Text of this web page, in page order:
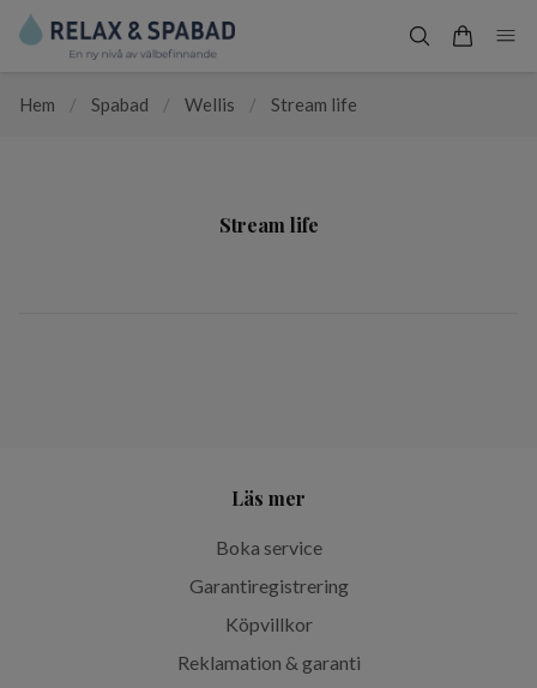
Hem / Spabad / Wellis / Stream life
Stream life
Läs mer
Boka service
Garantiregistrering
Köpvillkor
Reklamation & garanti